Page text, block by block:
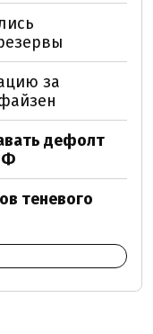
за
дефолт
теневого